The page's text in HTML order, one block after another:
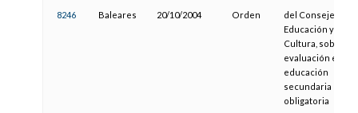
8246 Baleares 20/10/2004 Orden
del Consejero de
Educación y
Cultura, sobre la
evaluación en la
educación
secundaria
obligatoria